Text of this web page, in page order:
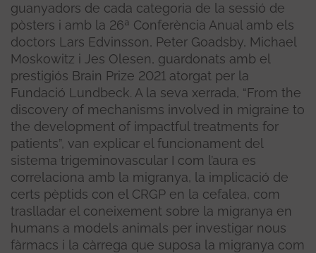
guanyadors de cada categoria de la sessió de
pòsters i amb la 26ª Conferència Anual amb els
doctors Lars Edvinsson, Peter Goadsby, Michael
Moskowitz i Jes Olesen, guardonats amb el
prestigiós Brain Prize 2021 atorgat per la
Fundació Lundbeck. A la seva xerrada, “From the
discovery of mechanisms involved in migraine to
the development of impactful treatments for
patients”, van explicar el funcionament del
sistema trigeminovascular I com l’aura es
correlaciona amb la migranya, la implicació de
certs pèptids con el CRGP en la cefalea, com
traslladar el coneixement sobre la migranya en
humans a models animals per investigar nous
fàrmacs i la càrrega que suposa la migranya com